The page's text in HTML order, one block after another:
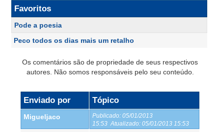
Favoritos
Pode a poesia
Peco todos os dias mais um retalho
Os comentários são de propriedade de seus respectivos
autores. Não somos responsáveis pelo seu conteúdo.
Enviado por Tópico
Migueljaco Publicado: 05/01/2013
15:53 Atualizado: 05/01/2013 15:53